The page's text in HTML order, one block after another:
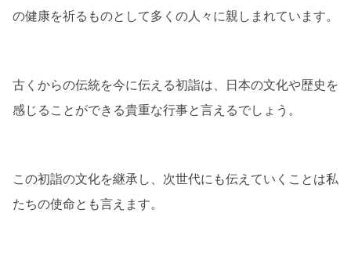
の健康を祈るものとして多くの人々に親しまれています。
古くからの伝統を今に伝える初詣は、日本の文化や歴史を
感じることができる貴重な行事と言えるでしょう。
この初詣の文化を継承し、次世代にも伝えていくことは私
たちの使命とも言えます。